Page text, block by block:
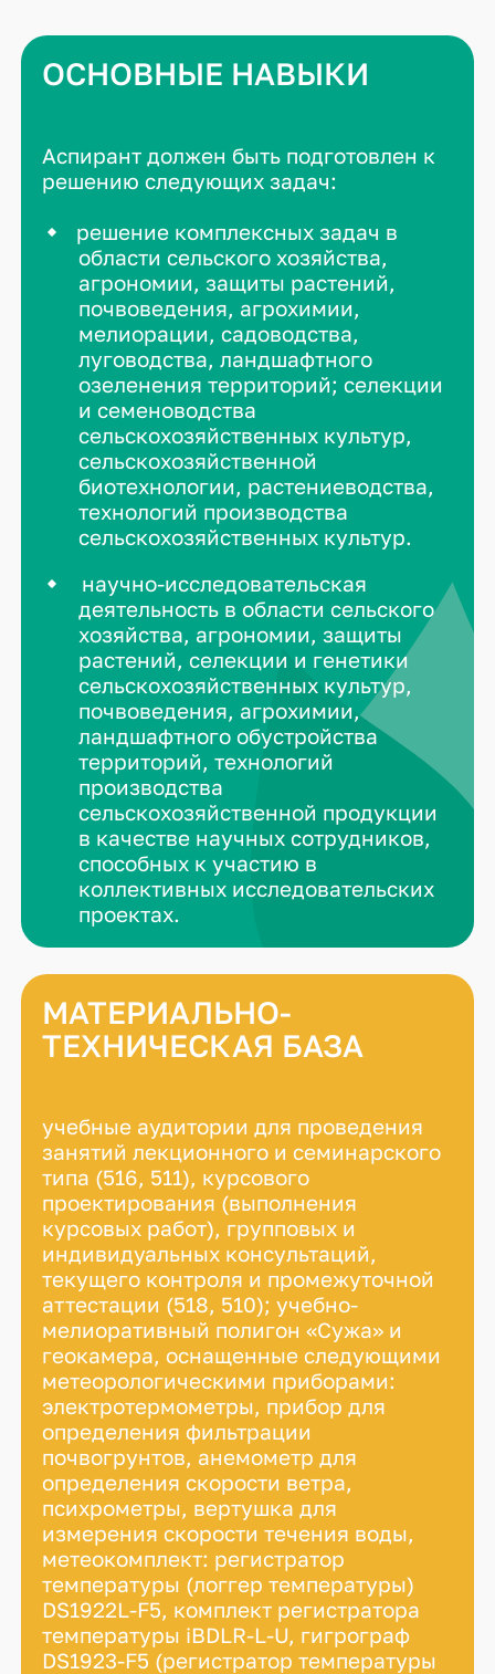
ОСНОВНЫЕ НАВЫКИ
Аспирант должен быть подготовлен к
решению следующих задач:
решение комплексных задач в
области сельского хозяйства,
агрономии, защиты растений,
почвоведения, агрохимии,
мелиорации, садоводства,
луговодства, ландшафтного
озеленения территорий; селекции
и семеноводства
сельскохозяйственных культур,
сельскохозяйственной
биотехнологии, растениеводства,
технологий производства
сельскохозяйственных культур.
научно-исследовательская
деятельность в области сельского
хозяйства, агрономии, защиты
растений, селекции и генетики
сельскохозяйственных культур,
почвоведения, агрохимии,
ландшафтного обустройства
территорий, технологий
производства
сельскохозяйственной продукции
в качестве научных сотрудников,
способных к участию в
коллективных исследовательских
проектах.
МАТЕРИАЛЬНО-
ТЕХНИЧЕСКАЯ БАЗА
учебные аудитории для проведения
занятий лекционного и семинарского
типа (516, 511), курсового
проектирования (выполнения
курсовых работ), групповых и
индивидуальных консультаций,
текущего контроля и промежуточной
аттестации (518, 510); учебно-
мелиоративный полигон «Сужа» и
геокамера, оснащенные следующими
метеорологическими приборами:
электротермометры, прибор для
определения фильтрации
почвогрунтов, анемометр для
определения скорости ветра,
психрометры, вертушка для
измерения скорости течения воды,
метеокомплект: регистратор
температуры (логгер температуры)
DS1922L-F5, комплект регистратора
температуры iBDLR-L-U, гигрограф
DS1923-F5 (регистратор температуры